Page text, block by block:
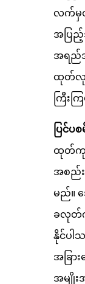
လက်မှ
အပြ
အရည်အ
ထုတ်လု
ကြီးက
ပြင်ပ
ထုတ်ကု
အစည်း
မည်။ အ
ခလုတ်ကို
နိုင်ပါ
အခြာ
အမျိုး